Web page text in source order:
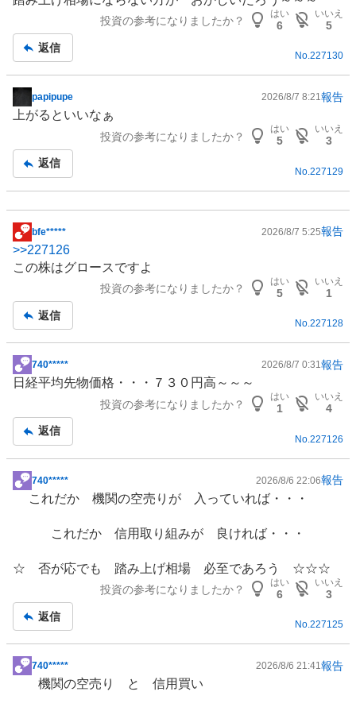
投資の参考になりましたか？
はい
6
いいえ
5
返信
No.227130
掲
示
事
papipupe 2026/8/7 8:21報告
上がるといいなぁ
投資の参考になりましたか？
はい
5
いいえ
3
返信
No. 227129
掲
示
板
bfe***** 2026/8/7 5:25報告
>>227126
この株はグロースですよ
投資の参考になりましたか？
はい
5
いいえ
1
返信
No.227128
掲
示
事
740***** 2026/8/7 0:31報告
日経平均先物価格・・・７３０円高～～～
投資の参考になりましたか？
はい
1
いいえ
4
返信
No. 227126
掲
740***** 2026/8/6 22:06報告
これだか 機関の空売りが 入っていれば・・・
これだか 信用取り組みが 良ければ・・・
☆ 否が応でも 踏み上げ相場 必至であろう ☆☆☆
投資の参考になりましたか？
はい
6
いいえ
3
返信
No.227125
掲
740***** 2026/8/6 21:41報告
機関の空売り と 信用買い